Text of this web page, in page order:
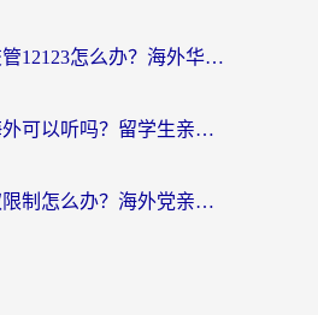
在国外打不开交管12123怎么办？海外华人必看的回国加速全攻略
网易云音乐在海外可以听吗？留学生亲测有效的回国加速方案
优酷在香港版权限制怎么办？海外党亲测有效的追剧加速方案